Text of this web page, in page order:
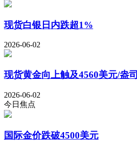
现货白银日内跌超1%
2026-06-02
现货黄金向上触及4560美元/盎司
2026-06-02
今日焦点
国际金价跌破4500美元